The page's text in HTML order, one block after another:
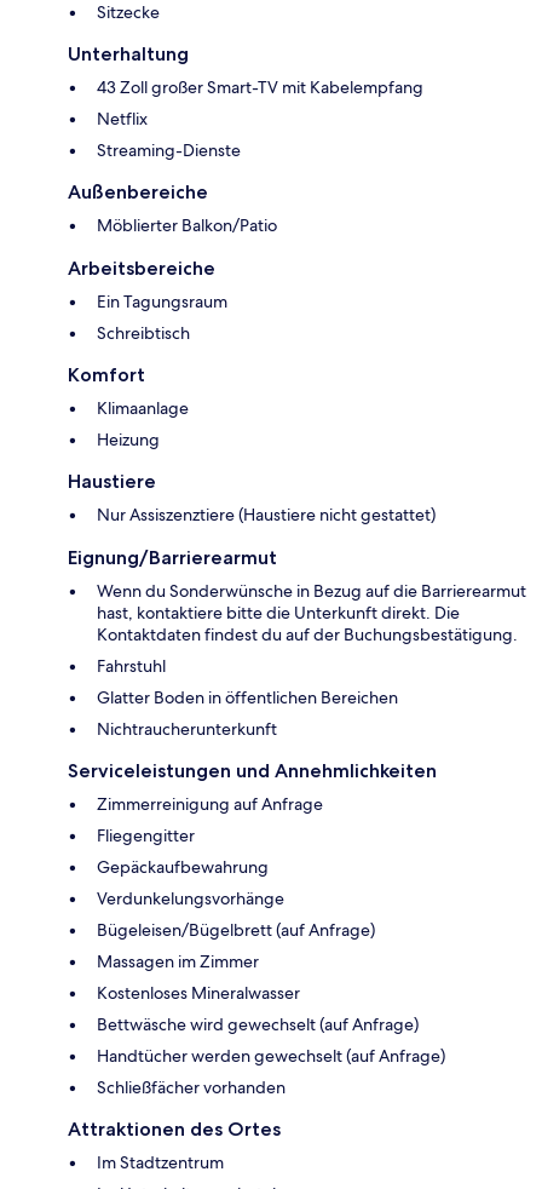
Sitzecke
Unterhaltung
43 Zoll großer Smart-TV mit Kabelempfang
Netflix
Streaming-Dienste
Außenbereiche
Möblierter Balkon/Patio
Arbeitsbereiche
Ein Tagungsraum
Schreibtisch
Komfort
Klimaanlage
Heizung
Haustiere
Nur Assiszenztiere (Haustiere nicht gestattet)
Eignung/Barrierearmut
Wenn du Sonderwünsche in Bezug auf die Barrierearmut
hast, kontaktiere bitte die Unterkunft direkt. Die
Kontaktdaten findest du auf der Buchungsbestätigung.
Fahrstuhl
Glatter Boden in öffentlichen Bereichen
Nichtraucherunterkunft
Serviceleistungen und Annehmlichkeiten
Zimmerreinigung auf Anfrage
Fliegengitter
Gepäckaufbewahrung
Verdunkelungsvorhänge
Bügeleisen/Bügelbrett (auf Anfrage)
Massagen im Zimmer
Kostenloses Mineralwasser
Bettwäsche wird gewechselt (auf Anfrage)
Handtücher werden gewechselt (auf Anfrage)
Schließfächer vorhanden
Attraktionen des Ortes
Im Stadtzentrum